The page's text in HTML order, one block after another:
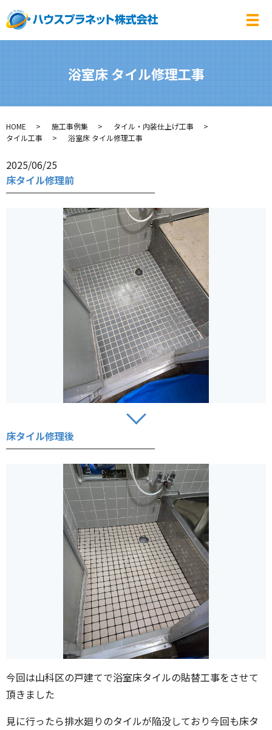
メ
浴室床 タイル修理工事
HOME 施工事例集
タイル・内装仕上げ工事
タイル工事
浴室床 タイル修理工事
2025/06/25
床タイル修理前
床タイル修理後
今回は山科区の戸建てで浴室床タイルの貼替工事をさせて
頂きました
見に行ったら排水廻りのタイルが陥没しており今回も床タ